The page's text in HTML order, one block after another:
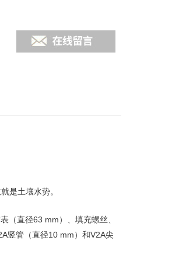
是土壤水势。
（直径63 mm）、填充螺丝、
竖管（直径10 mm）和V2A尖